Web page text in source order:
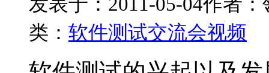
类： 软件测试交流会视频